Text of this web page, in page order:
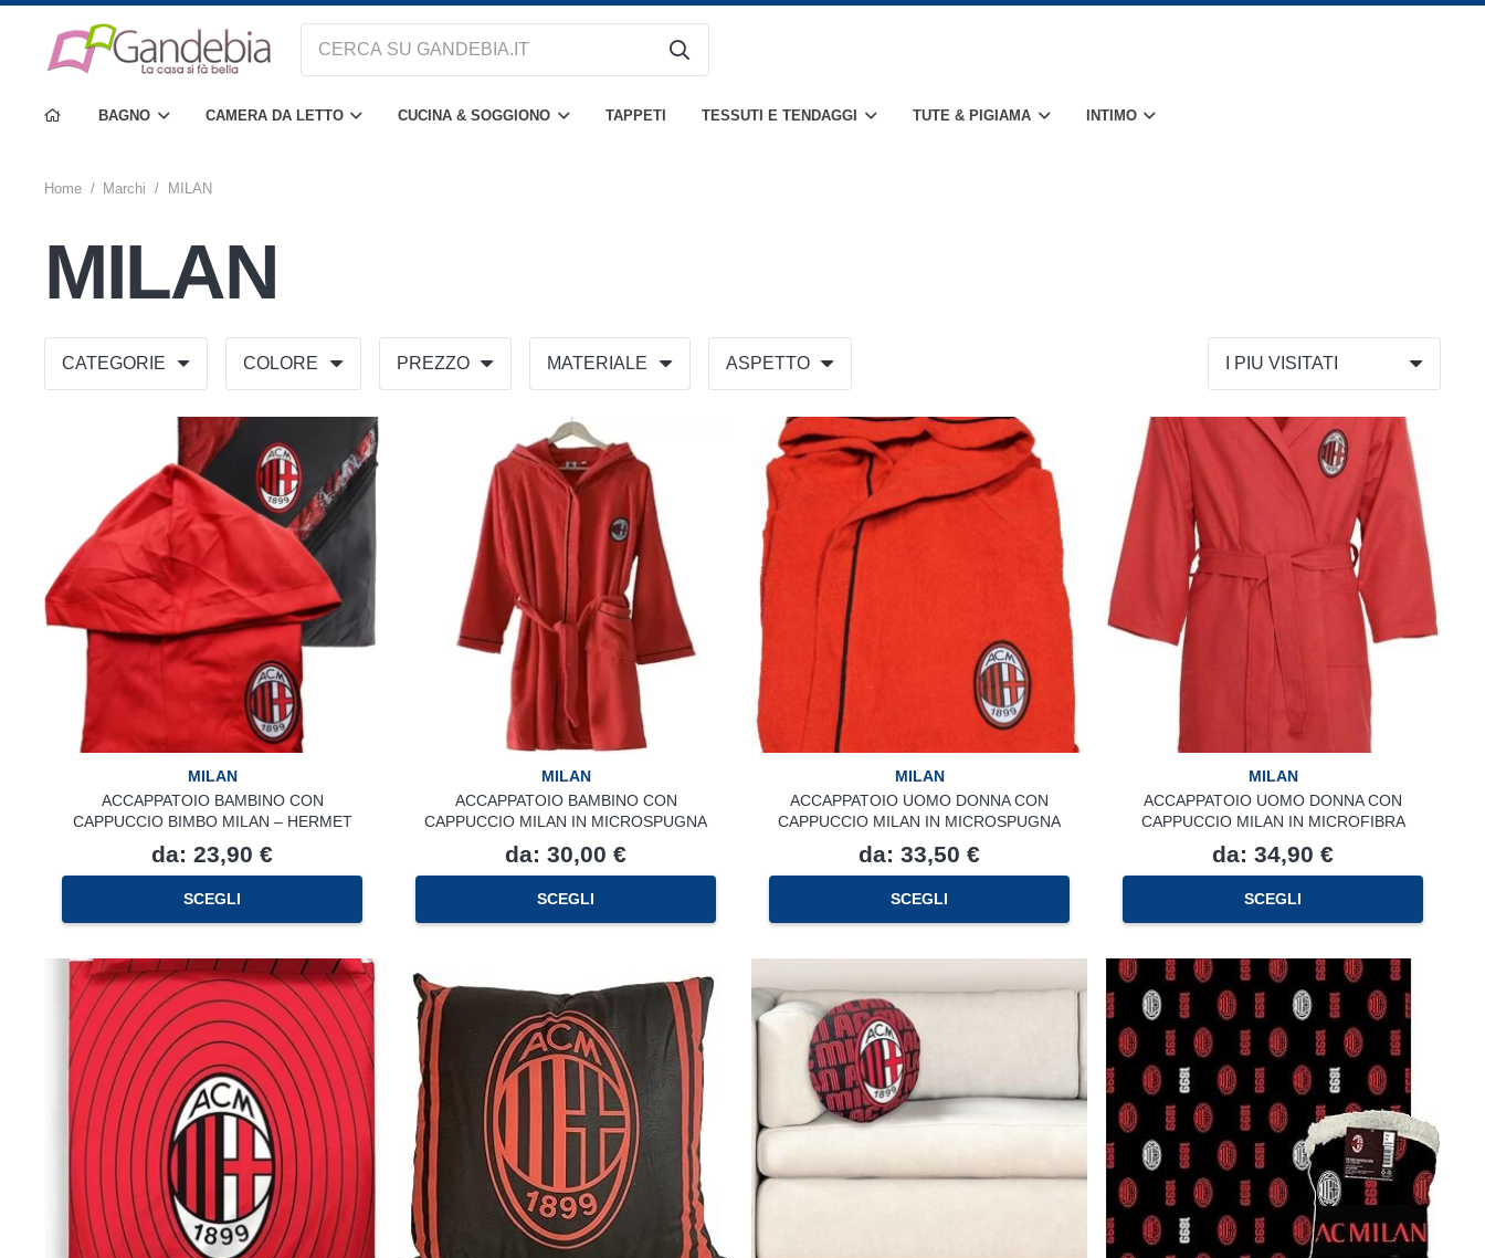
BAGNO CAMERA DA LETTO CUCINA & SOGGIONO TAPPETI TESSUTI E TENDAGGI TUTE & PIGIAMA INTIMO
Home / Marchi / MILAN
MILAN
CATEGORIE COLORE PREZZO MATERIALE ASPETTO
MILAN
ACCAPPATOIO BAMBINO CON
CAPPUCCIO BIMBO MILAN – HERMET
da: 23,90 €
SCEGLI
Questo
varianti.
Le
opzioni
possono
essere
scelte
nella
pagina
del
prodotto
MILAN
ACCAPPATOIO BAMBINO CON
CAPPUCCIO MILAN IN MICROSPUGNA
da: 30,00 €
SCEGLI
Questo
opzioni
pagina
prodotto
MILAN
ACCAPPATOIO UOMO DONNA CON
CAPPUCCIO MILAN IN MICROSPUGNA
da: 33,50 €
SCEGLI
Questo
varianti.
Le
opzioni
possono
essere
scelte
nella
prodotto
MILAN
ACCAPPATOIO UOMO DONNA CON
CAPPUCCIO MILAN IN MICROFIBRA
da: 34,90 €
SCEGLI
Questo
pagina
del
prodotto